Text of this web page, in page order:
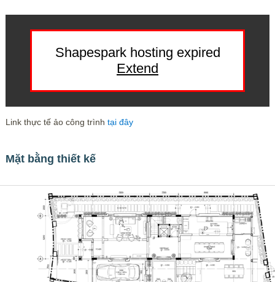
Link thực tế ảo công trình tại đây
Mặt bằng thiết kế